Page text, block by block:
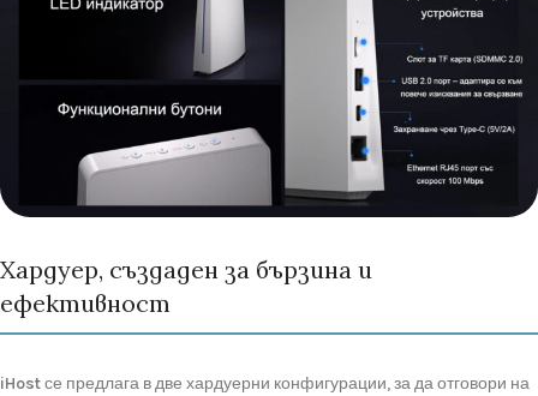
Хардуер, създаден за бързина и
ефективност
iHostсе предлага вдве хардуерни конфигурации,задаотговори на